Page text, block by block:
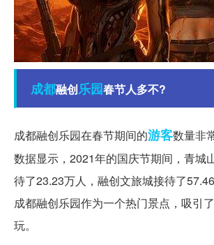
成都融创乐园春节人多不?
成都融创乐园在春节期间的游客数量非
数据显示，2021年的国庆节期间，青
待了23.23万人，融创文旅城接待了
成都融创乐园作为一个热门景点，吸引
玩。